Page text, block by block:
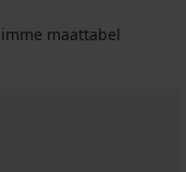
maattabel